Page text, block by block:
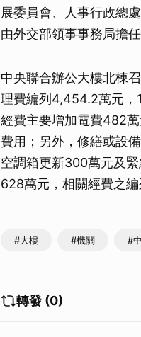
展委員會、人事行政總
由外交部領事事務局擔
中央聯合辦公大樓北棟
理費編列4,454.2萬元，
經費主要增加電費482
費用；另外，修繕或設
空調箱更新300萬元及
628萬元，相關經費之編
#大樓 #機關 #
轉發 (0)